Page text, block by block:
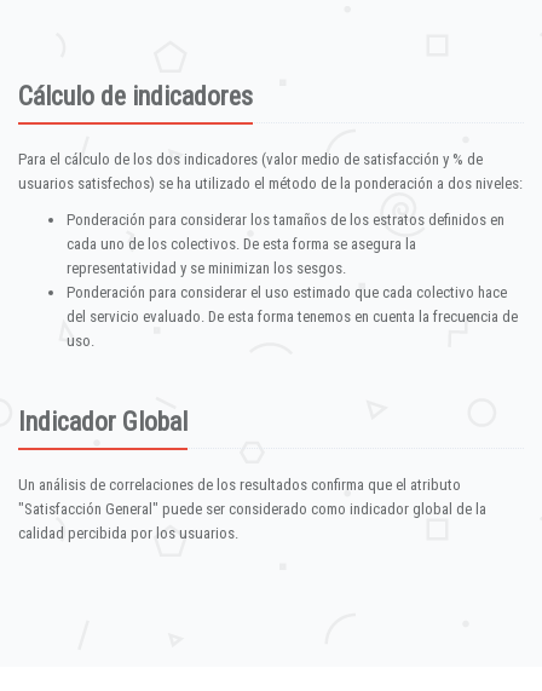
Cálculo de indicadores
Para el cálculo de los dos indicadores (valor medio de satisfacción y % de
usuarios satisfechos) se ha utilizado el método de la ponderación a dos niveles:
Ponderación para considerar los tamaños de los estratos definidos en
cada uno de los colectivos. De esta forma se asegura la
representatividad y se minimizan los sesgos.
Ponderación para considerar el uso estimado que cada colectivo hace
del servicio evaluado. De esta forma tenemos en cuenta la frecuencia de
uso.
Indicador Global
Un análisis de correlaciones de los resultados confirma que el atributo
"Satisfacción General" puede ser considerado como indicador global de la
calidad percibida por los usuarios.